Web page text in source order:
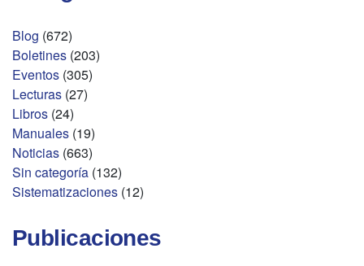
Blog (672)
Boletines (203)
Eventos (305)
Lecturas (27)
Libros (24)
Manuales (19)
Noticias (663)
Sin categoría (132)
Sistematizaciones (12)
Publicaciones